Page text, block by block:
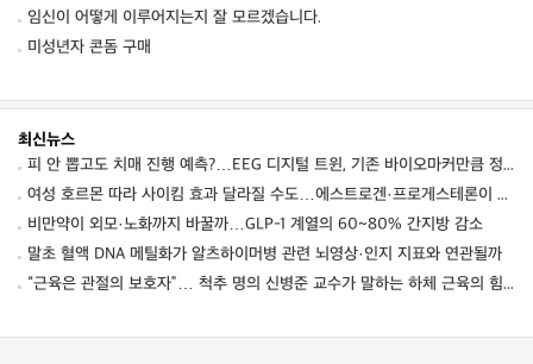
임신이 어떻게 이루어지는지 잘 모르겠습니다.
미성년자 콘돔 구매
최신뉴스
피 안 뽑고도 치매 진행 예측?…EEG 디지털 트윈, 기존 바이오마커만큼 정확했다
여성 호르몬 따라 사이킴 효과 달라질 수도…에스트로겐·프로게스테론이 약효·부작용 변동에 관여할 가능성
비만약이 외모·노화까지 바꿀까…GLP-1 계열의 60~80% 간지방 감소
말초 혈액 DNA 메틸화가 알츠하이머병 관련 뇌영상·인지 지표와 연관될까
“근육은 관절의 보호자”… 척추 명의 신병준 교수가 말하는 하체 근육의 힘 [평생운동연구소]